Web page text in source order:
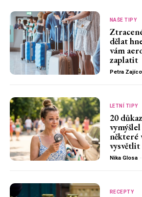
NAŠE TIPY
dělat
vám
zaplatit
Petra
LETNÍ TIPY
20
některé
Nika Glosa -
RECEPTY